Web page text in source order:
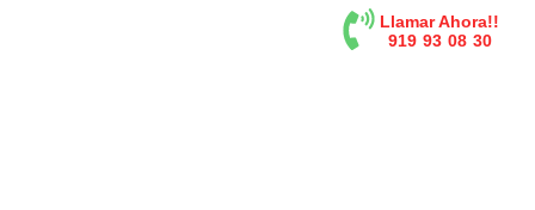
Llamar Ahora!!
919 93 08 30